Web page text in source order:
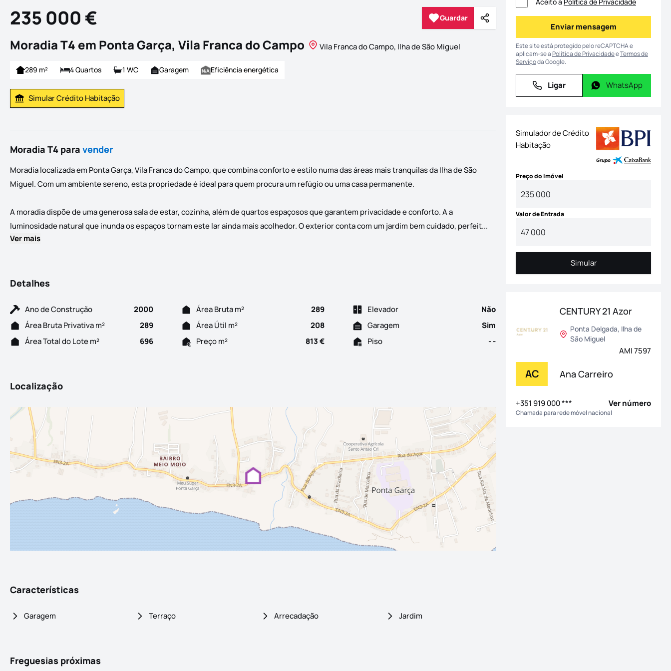
235 000 € Guardar
Guardar Partilhar
Moradia T4 em Ponta Garça, Vila Franca do Campo Vila Franca do Campo, Ilha de São Miguel
289 m² 4 Quartos 1 WC Garagem Eficiência energética
Simular Prestação
Simular Crédito Habitação
Moradia T4 para vender
Moradia localizada em Ponta Garça, Vila Franca do Campo, que combina conforto e estilo numa das áreas mais tranquilas da Ilha de São
Miguel. Com um ambiente sereno, esta propriedade é ideal para quem procura um refúgio ou uma casa permanente.
A moradia dispõe de uma generosa sala de estar, cozinha, além de quartos espaçosos que garantem privacidade e conforto. A a
luminosidade natural que inunda os espaços tornam este lar ainda mais acolhedor. O exterior conta com um jardim bem cuidado, perfeit...
Ver mais
Detalhes
Ano de Construção 2000 Área Bruta m² 289 Elevador
Não
Área Bruta Privativa m²
289 Área Útil m² 208 Garagem
Sim
Área Total do Lote m²
696 Preço m² 813 € Piso - -
Localização
Características
Garagem Terraço Arrecadação Jardim
Freguesias próximas
Enviar mensagem
Enviar mensagem
Este site está protegido pelo reCAPTCHA e
aplicam-se aPolítica de PrivacidadeeTermos de
Serviçoda Google.
Ligar
Ligar WhatsApp
WhatsApp
Simulador de Crédito
Habitação
Preço do Imóvel
Valor de Entrada
Simular
Simular
CENTURY 21 Azor
Ponta Delgada, Ilha de
São Miguel
AMI 7597
AC Ana Carreiro
+351 919 000 *** Ver número
Chamada para rede móvel nacional